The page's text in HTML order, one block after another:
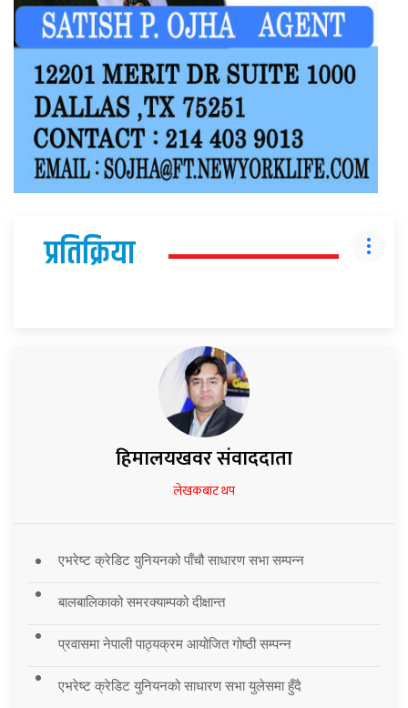
प्रतिक्रिया
हिमालयखवर संवाददाता
लेखकबाट थप
एभरेष्ट क्रेडिट युनियनको पाँचौ साधारण सभा सम्पन्न
बालबालिकाको समरक्याम्पको दीक्षान्त
प्रवासमा नेपाली पाठ्यक्रम आयोजित गोष्ठी सम्पन्न
एभरेष्ट क्रेडिट युनियनको साधारण सभा युलेसमा हुँदै